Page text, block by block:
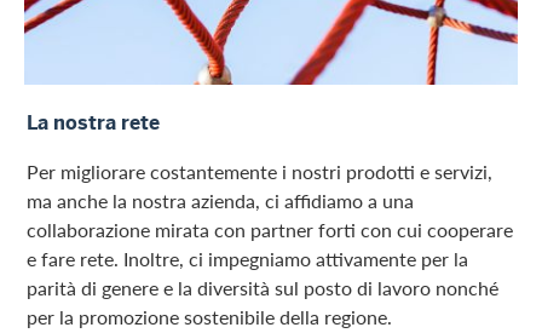
Rete
La nostra rete
Per migliorare costantemente i nostri prodotti e servizi,
ma anche la nostra azienda, ci affidiamo a una
collaborazione mirata con partner forti con cui cooperare
e fare rete. Inoltre, ci impegniamo attivamente per la
parità di genere e la diversità sul posto di lavoro nonché
per la promozione sostenibile della regione.